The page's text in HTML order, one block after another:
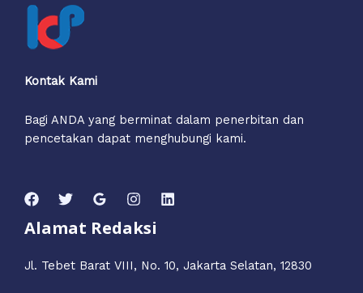
Kontak Kami
Bagi ANDA yang berminat dalam penerbitan dan
pencetakan dapat menghubungi kami.
Alamat Redaksi
Jl. Tebet Barat VIII, No. 10, Jakarta Selatan, 12830